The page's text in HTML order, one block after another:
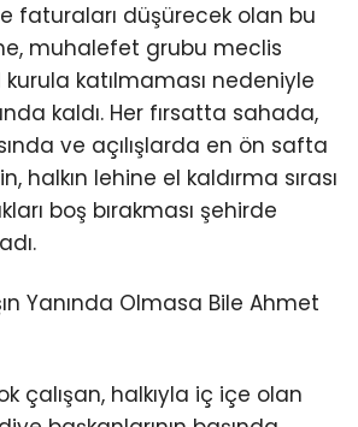
faturaları düşürecek olan bu
muhalefet grubu meclis
katılmaması nedeniyle
kaldı. Her fırsatta sahada,
ve açılışlarda en ön safta
halkın lehine el kaldırma sırası
boş bırakması şehirde
Yanında Olmasa Bile Ahmet
çalışan, halkıyla iç içe olan